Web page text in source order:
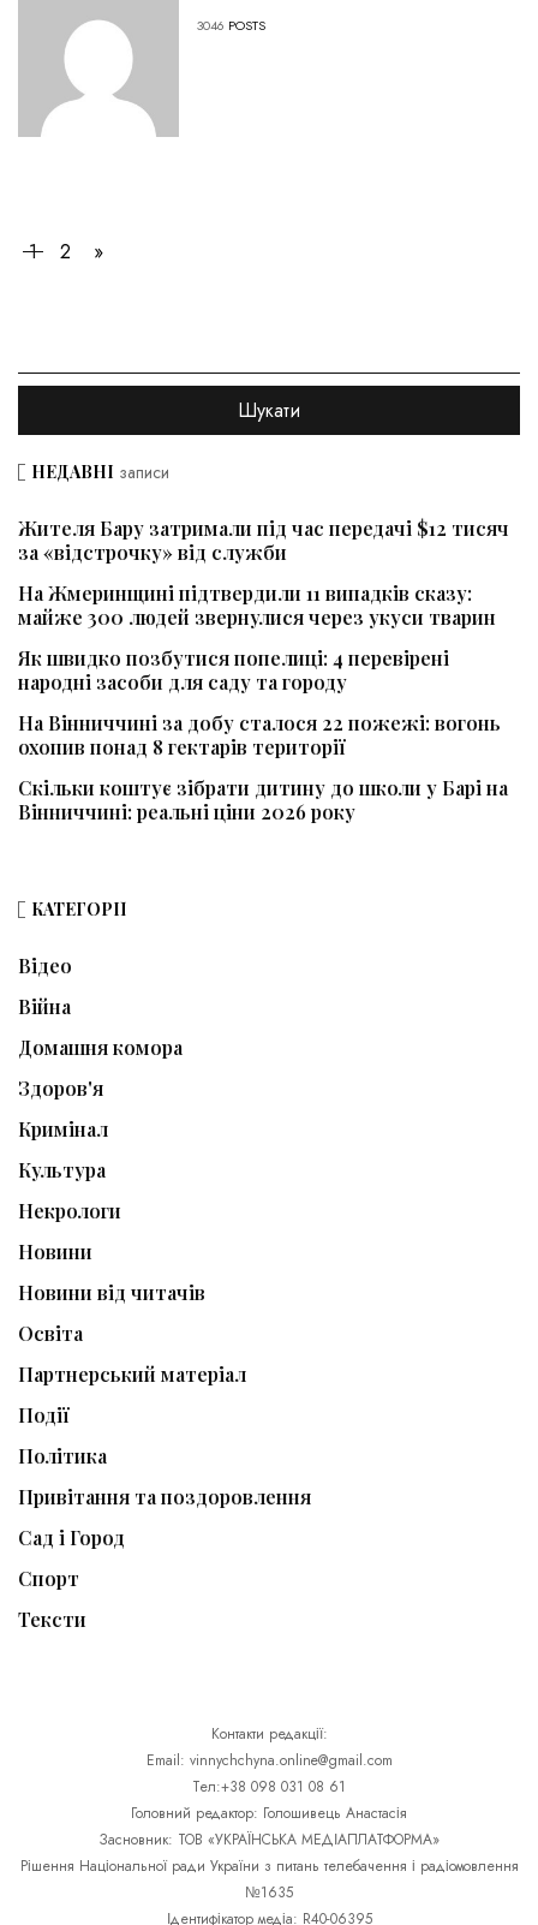
3046 POSTS
1 2 »
НЕДАВНІ записи
Жителя Бару затримали під час передачі $12 тисяч
за «відстрочку» від служби
На Жмеринщині підтвердили 11 випадків сказу:
майже 300 людей звернулися через укуси тварин
Як швидко позбутися попелиці: 4 перевірені
народні засоби для саду та городу
На Вінниччині за добу сталося 22 пожежі: вогонь
охопив понад 8 гектарів території
Скільки коштує зібрати дитину до школи у Барі на
Вінниччині: реальні ціни 2026 року
КАТЕГОРІЇ
Відео
Війна
Домашня комора
Здоров'я
Кримінал
Культура
Некрологи
Новини
Новини від читачів
Освіта
Партнерський матеріал
Події
Політика
Привітання та поздоровлення
Сад і Город
Спорт
Тексти
Контакти редакції:
Email: vinnychchyna.online@gmail.com
Тел:+38 098 031 08 61
Головний редактор: Голошивець Анастасія
Засновник: ТОВ «УКРАЇНСЬКА МЕДІАПЛАТФОРМА»
Рішення Національної ради України з питань телебачення і радіомовлення
№1635
Ідентифікатор медіа: R40-06395